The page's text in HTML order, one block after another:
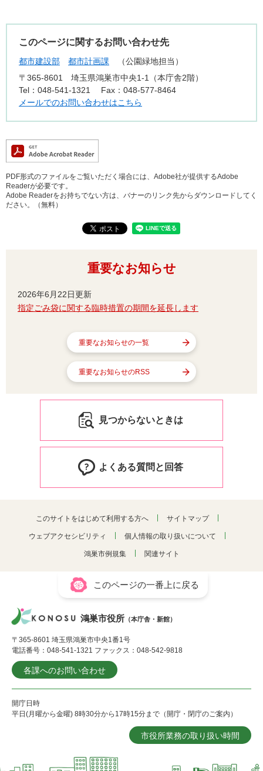
このページに関するお問い合わせ先
都市建設部 都市計画課
公園緑地担当
〒365-8601
埼玉県鴻巣市中央1-1（本庁舎2階）
Tel：048-541-1321
Fax：048-577-8464
メールでのお問い合わせはこちら
PDF形式のファイルをご覧いただく場合には、Adobe社が提供するAdobe
Readerが必要です。
Adobe Readerをお持ちでない方は、バナーのリンク先からダウンロードしてく
ださい。（無料）
重要なお知らせ
2026年6月22日更新
指定ごみ袋に関する臨時措置の期間を延長します
重要なお知らせの一覧
重要なお知らせのRSS
見つからないときは
よくある質問と回答
このサイトをはじめて利用する方へ サイトマップ
ウェブアクセシビリティ 個人情報の取り扱いについて
鴻巣市例規集 関連サイト
このページの一番上に戻る
鴻巣市役所 （本庁舎・新館）
〒365-8601 埼玉県鴻巣市中央1番1号
電話番号：048-541-1321 ファックス：048-542-9818
各課へのお問い合わせ
開庁日時
平日(月曜から金曜) 8時30分から17時15分まで（開庁・閉庁のご案内）
市役所業務の取り扱い時間